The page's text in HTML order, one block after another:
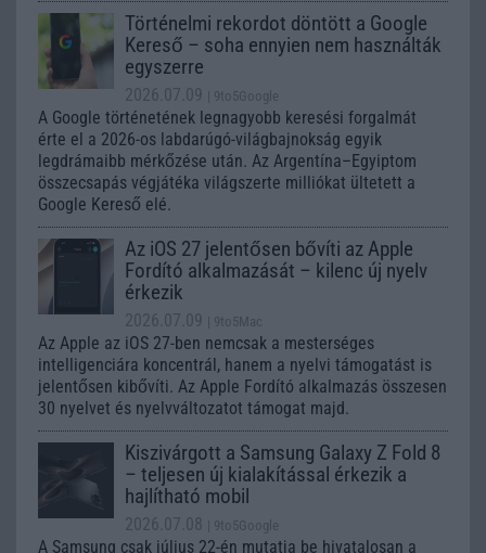
Történelmi rekordot döntött a Google
Kereső – soha ennyien nem használták
egyszerre
2026.07.09 | 9to5Google
A Google történetének legnagyobb keresési forgalmát
érte el a 2026-os labdarúgó-világbajnokság egyik
legdrámaibb mérkőzése után. Az Argentína–Egyiptom
összecsapás végjátéka világszerte milliókat ültetett a
Google Kereső elé.
Az iOS 27 jelentősen bővíti az Apple
Fordító alkalmazását – kilenc új nyelv
érkezik
2026.07.09 | 9to5Mac
Az Apple az iOS 27-ben nemcsak a mesterséges
intelligenciára koncentrál, hanem a nyelvi támogatást is
jelentősen kibővíti. Az Apple Fordító alkalmazás összesen
30 nyelvet és nyelvváltozatot támogat majd.
Kiszivárgott a Samsung Galaxy Z Fold 8
– teljesen új kialakítással érkezik a
hajlítható mobil
2026.07.08 | 9to5Google
A Samsung csak július 22-én mutatja be hivatalosan a